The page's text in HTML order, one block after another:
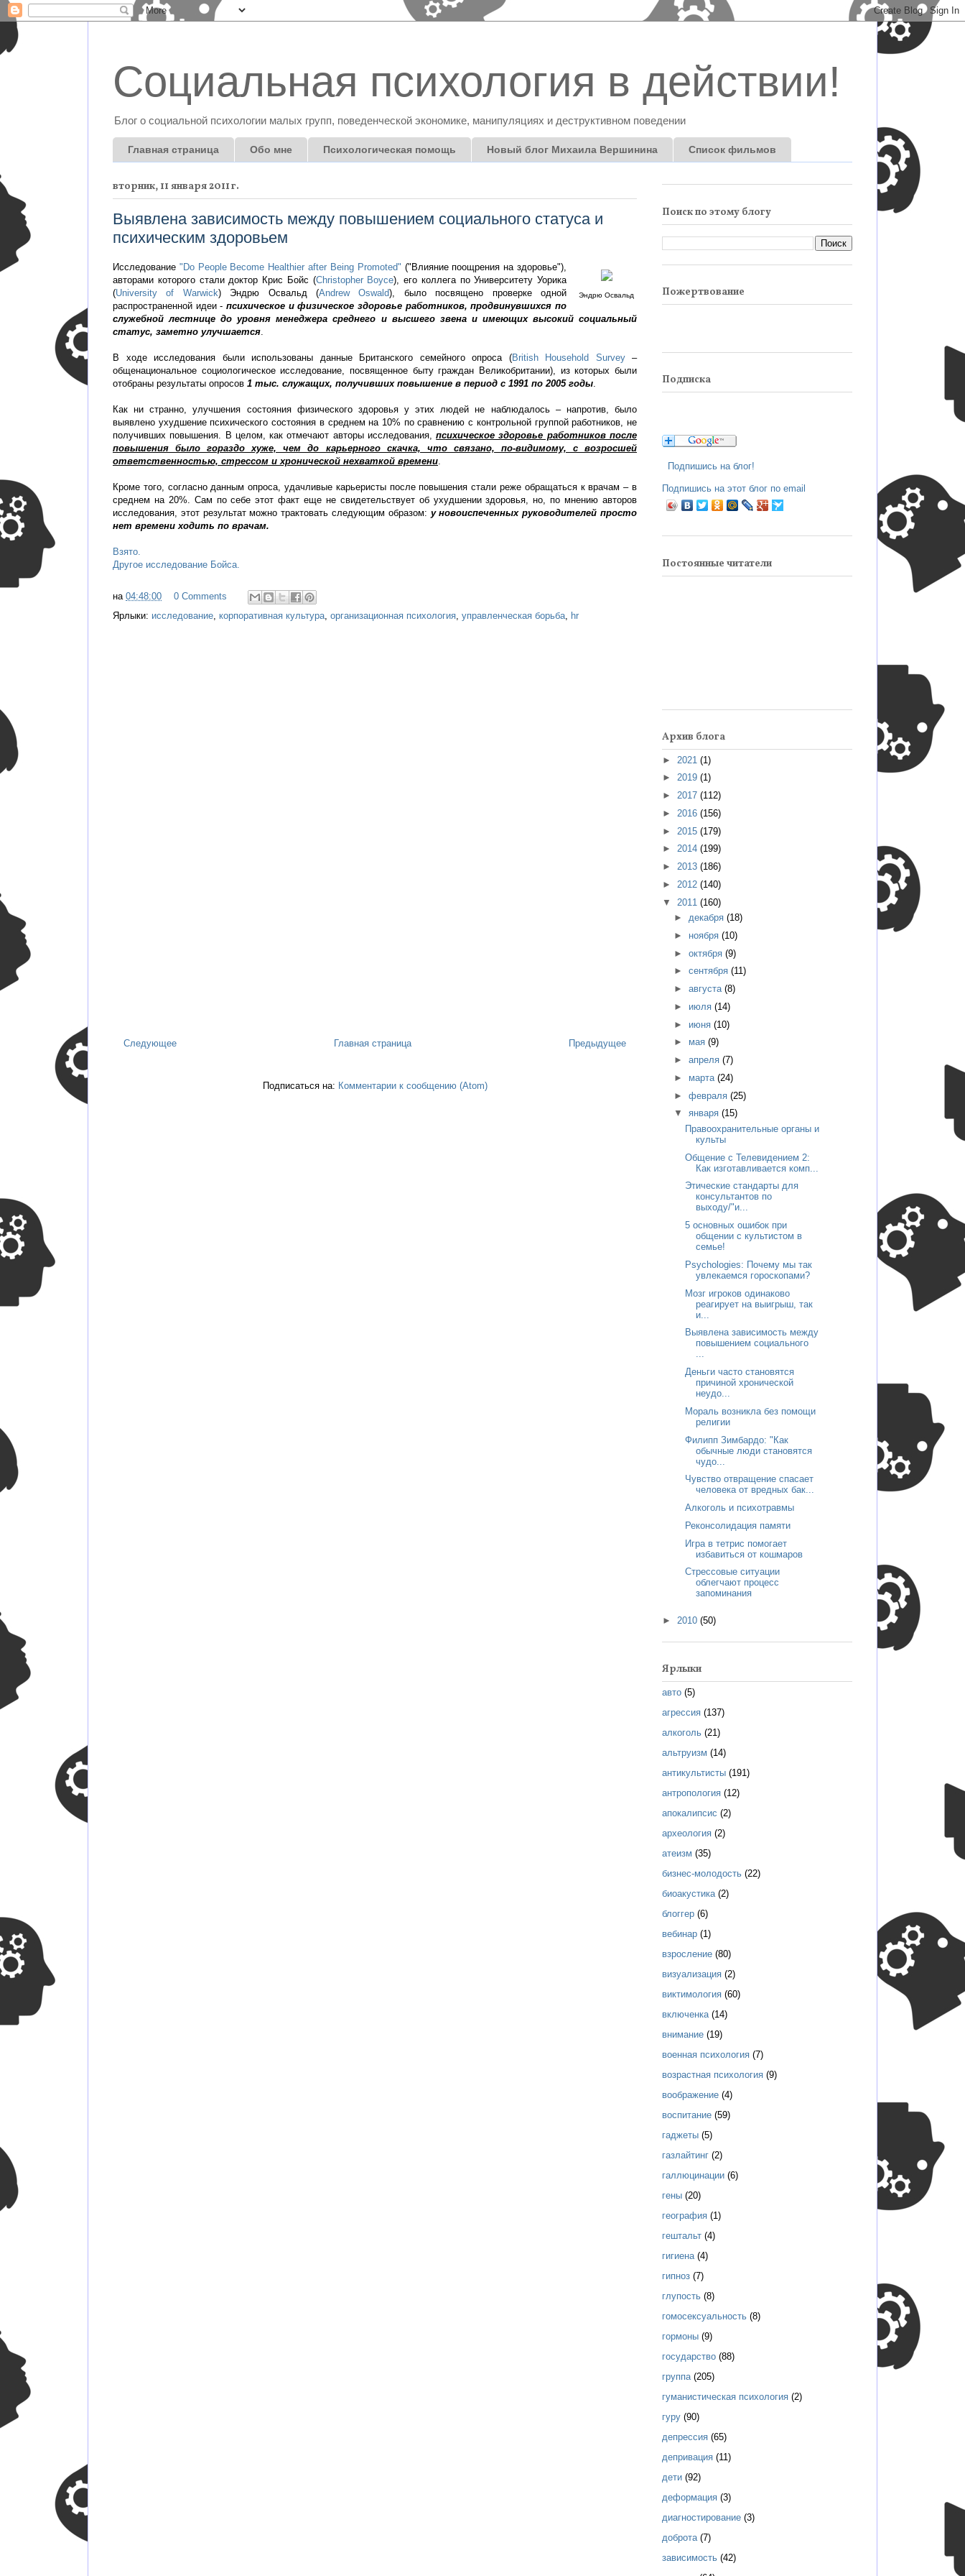
Социальная психология в действии!
Блог о социальной психологии малых групп, поведенческой экономике, манипуляциях и деструктивном поведении
Главная страница Обо мне Психологическая помощь Новый блог Михаила Вершинина Список фильмов
вторник, 11 января 2011 г.
Выявлена зависимость между повышением социального статуса и
психическим здоровьем
Эндрю Освальд
Исследование "Do People Become Healthier after Being Promoted" ("Влияние поощрения на здоровье"),
авторами которого стали доктор Крис Бойс (Christopher Boyce), его коллега по Университету Уорика
(University of Warwick) Эндрю Освальд (Andrew Oswald), было посвящено проверке одной
распространенной идеи - психическое и физическое здоровье работников, продвинувшихся по
служебной лестнице до уровня менеджера среднего и высшего звена и имеющих высокий социальный
статус, заметно улучшается.
В ходе исследования были использованы данные Британского семейного опроса (British Household Survey–
общенациональное социологическое исследование, посвященное быту граждан Великобритании), из которых были
отобраны результаты опросов 1 тыс. служащих, получивших повышение в период с 1991 по 2005 годы.
Как ни странно, улучшения состояния физического здоровья у этих людей не наблюдалось – напротив, было
выявлено ухудшение психического состояния в среднем на 10% по сравнению с контрольной группой работников, не
получивших повышения. В целом, как отмечают авторы исследования,психическое здоровье работников после
повышения было гораздо хуже, чем до карьерного скачка, что связано, по-видимому, с возросшей
ответственностью, стрессом и хронической нехваткой времени.
Кроме того, согласно данным опроса, удачливые карьеристы после повышения стали реже обращаться к врачам – в
среднем на 20%. Сам по себе этот факт еще не свидетельствует об ухудшении здоровья, но, по мнению авторов
исследования, этот результат можно трактовать следующим образом: у новоиспеченных руководителей просто
нет времени ходить по врачам.
Взято.
Другое исследование Бойса.
на 04:48:00
0 Comments
Ярлыки: исследование, корпоративная культура, организационная психология, управленческая борьба, hr
Следующее Предыдущее
Главная страница
Подписаться на: Комментарии к сообщению (Atom)
Поиск по этому блогу
Пожертвование
Подписка
Подпишись на блог!
Подпишись на этот блог по email
Постоянные читатели
Архив блога
► 2021 (1)
► 2019 (1)
► 2017 (112)
► 2016 (156)
► 2015 (179)
► 2014 (199)
► 2013 (186)
► 2012 (140)
▼ 2011 (160)
► декабря (18)
► ноября (10)
► октября (9)
► сентября (11)
► августа (8)
► июля (14)
► июня (10)
► мая (9)
► апреля (7)
► марта (24)
► февраля (25)
▼ января (15)
Правоохранительные органы и
культы
Общение с Телевидением 2:
Как изготавливается комп...
Этические стандарты для
консультантов по
выходу/"и...
5 основных ошибок при
общении с культистом в
семье!
Psychologies: Почему мы так
увлекаемся гороскопами?
Мозг игроков одинаково
реагирует на выигрыш, так
и...
Выявлена зависимость между
повышением социального
...
Деньги часто становятся
причиной хронической
неудо...
Мораль возникла без помощи
религии
Филипп Зимбардо: "Как
обычные люди становятся
чудо...
Чувство отвращение спасает
человека от вредных бак...
Алкоголь и психотравмы
Реконсолидация памяти
Игра в тетрис помогает
избавиться от кошмаров
Стрессовые ситуации
облегчают процесс
запоминания
► 2010 (50)
Ярлыки
авто (5)
агрессия (137)
алкоголь (21)
альтруизм (14)
антикультисты (191)
антропология (12)
апокалипсис (2)
археология (2)
атеизм (35)
бизнес-молодость (22)
биоакустика (2)
блоггер (6)
вебинар (1)
взросление (80)
визуализация (2)
виктимология (60)
включенка (14)
внимание (19)
военная психология (7)
возрастная психология (9)
воображение (4)
воспитание (59)
гаджеты (5)
газлайтинг (2)
галлюцинации (6)
гены (20)
география (1)
гештальт (4)
гигиена (4)
гипноз (7)
глупость (8)
гомосексуальность (8)
гормоны (9)
государство (88)
группа (205)
гуманистическая психология (2)
гуру (90)
депрессия (65)
депривация (11)
дети (92)
деформация (3)
диагностирование (3)
доброта (7)
зависимость (42)